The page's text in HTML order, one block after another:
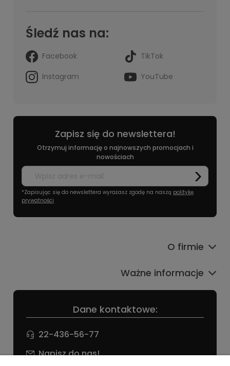
Śledź nas na:
Facebook
TikTok
Instagram
YouTube
Zapisz się do newslettera!
Otrzymuj informację o najnowszych promocjach i
nowościach
*Zapisując się do newslettera wyrażasz zgodę na naszą politykę
prywatności
Dane kontaktowe:
22-436-56-77
Napisz do nas!
O firmie
Ważne informacje